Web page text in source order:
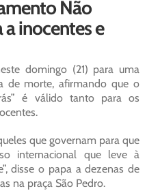
Não
a inocentes e
domingo (21) para uma
de morte, afirmando que o
é válido tanto para os
que governam para que
internacional que leve à
disse o papa a dezenas de
na praça São Pedro.